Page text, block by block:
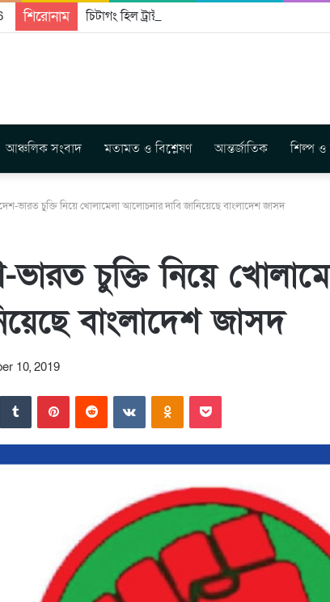
শিরোনাম চিটাগং হিল ট্রাক্টস রাইটার্স ইউনিয়ন এর কেন্দ্রীয়
আঞ্চলিক সংবাদ মতামত ও বিশ্লেষণ আন্তর্জাতিক শিল্প ও
ভারত চুক্তি নিয়ে খোলামেলা আলোচনার দাবি জানিয়েছে বাংলাদেশ জাসদ
ভারত চুক্তি নিয়ে
বাংলাদেশ জাসদ
10, 2019